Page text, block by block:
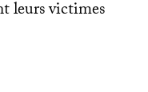
leurs victimes